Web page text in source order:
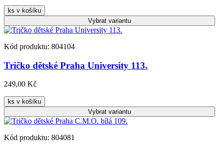
ks v košíku
Vybrat variantu
Kód produktu: 804104
Tričko dětské Praha University 113.
249,00 Kč
ks v košíku
Vybrat variantu
Kód produktu: 804081